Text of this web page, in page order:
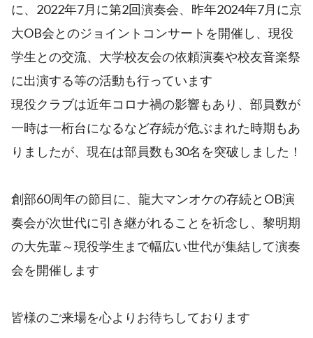
に、2022年7月に第2回演奏会、昨年2024年7月に京
大OB会とのジョイントコンサートを開催し、現役
学生との交流、大学校友会の依頼演奏や校友音楽祭
に出演する等の活動も行っています
現役クラブは近年コロナ禍の影響もあり、部員数が
一時は一桁台になるなど存続が危ぶまれた時期もあ
りましたが、現在は部員数も30名を突破しました！
創部60周年の節目に、龍大マンオケの存続とOB演
奏会が次世代に引き継がれることを祈念し、黎明期
の大先輩～現役学生まで幅広い世代が集結して演奏
会を開催します
皆様のご来場を心よりお待ちしております